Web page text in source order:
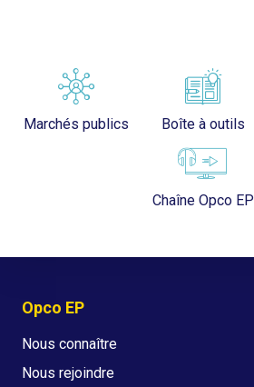
Marchés publics Boîte à outils
Chaîne Opco EP
Opco EP
Nous connaître
Nous rejoindre